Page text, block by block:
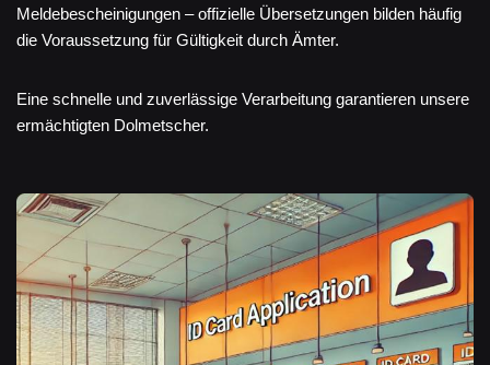
Meldebescheinigungen – offizielle Übersetzungen bilden häufig
die Voraussetzung für Gültigkeit durch Ämter.
Eine schnelle und zuverlässige Verarbeitung garantieren unsere
ermächtigten Dolmetscher.